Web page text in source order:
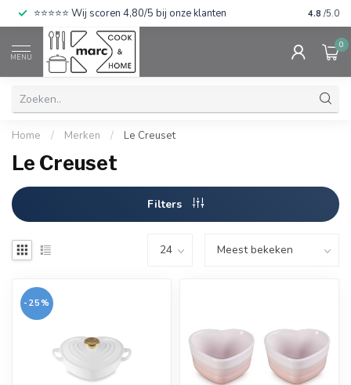
⭐⭐⭐⭐⭐ Wij scoren 4,80/5 bij onze klanten 4.8 /5.0
MENU
0
Home / Merken / Le Creuset
Le Creuset
Filters
-25%